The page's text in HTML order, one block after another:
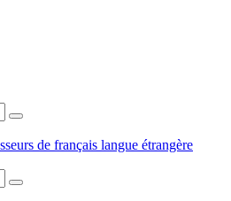
de français langue étrangère